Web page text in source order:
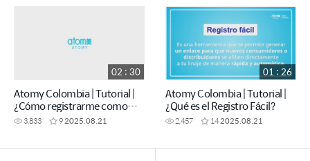
Atomy Colombia | Tutorial |
¿Cómo registrarme como
consumidor?
3,833 92025.08.21
02 : 30
Atomy Colombia | Tutorial |
¿Qué es el Registro Fácil?
2,457 142025.08.21
01 : 26